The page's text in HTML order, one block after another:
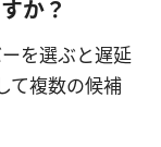
か？
を選ぶと遅延
て複数の候補